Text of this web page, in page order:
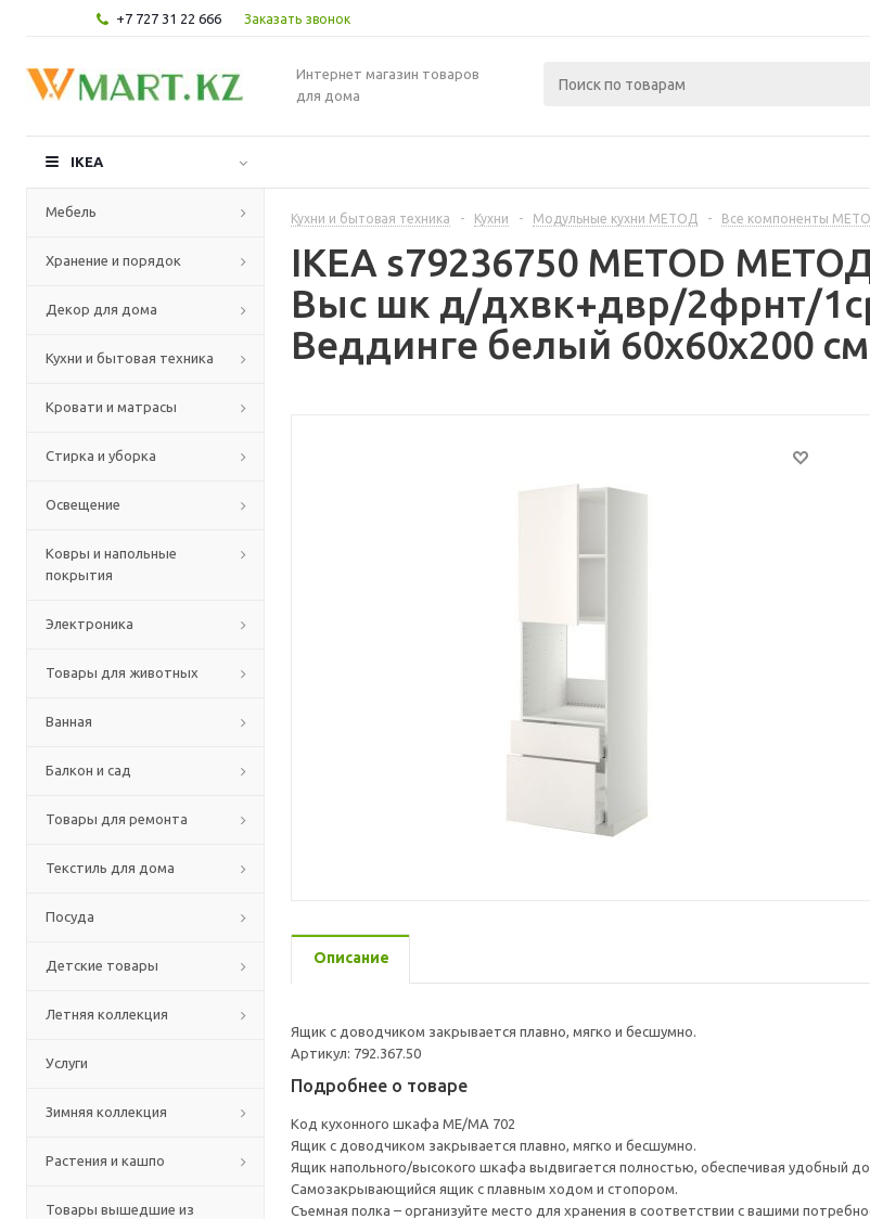
+7 727 31 22 666 Заказать звонок
Интернет магазин товаров
для дома
IKEA
Мебель
Хранение и порядок
Декор для дома
Кухни и бытовая техника
Кровати и матрасы
Стирка и уборка
Освещение
Ковры и напольные
покрытия
Электроника
Товары для животных
Ванная
Балкон и сад
Товары для ремонта
Текстиль для дома
Посуда
Детские товары
Летняя коллекция
Услуги
Зимняя коллекция
Растения и кашпо
Товары вышедшие из
Кухни и бытовая техника - Кухни - Модульные кухни МЕТОД - Все компоненты
IKEA s79236750 METOD
Выс шк д/дхвк+двр/2фрнт/
Веддинге белый 60x60x200 см
Описание
Ящик с доводчиком закрывается плавно, мягко и бесшумно.
Артикул: 792.367.50
Подробнее о товаре
Код кухонного шкафа ME/MA 702
Ящик с доводчиком закрывается плавно, мягко и бесшумно.
Ящик напольного/высокого шкафа выдвигается полностью, обеспечивая удобный
Cамозакрывающийся ящик с плавным ходом и стопором.
Съемная полка – организуйте место для хранения в соответствии с вашими